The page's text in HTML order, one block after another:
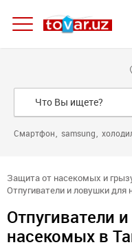
Смартфон samsung
Защита от насекомых и
Отпугиватели и ловушки для
Отпугиватели
насекомых в